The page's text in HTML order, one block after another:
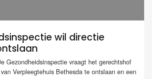
wil directie
Gezondheidsinspectie vraagt het gerechtshof
Verpleegtehuis Bethesda te ontslaan en een